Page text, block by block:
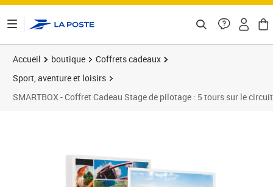
Accueil boutique
Coffrets cadeaux
Sport, aventure et loisirs
SMARTBOX - Coffret Cadeau Stage de pilotage : 5 tours sur le